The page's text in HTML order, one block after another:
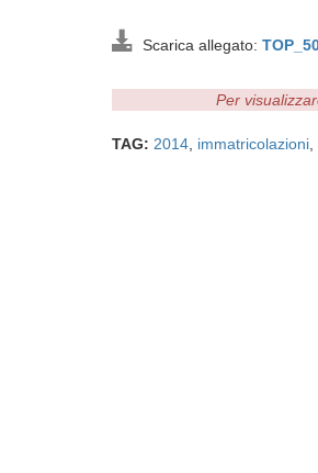
Scarica allegato:
Per
TAG: 2014 immatricolazioni